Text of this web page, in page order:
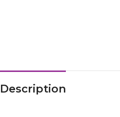
Description